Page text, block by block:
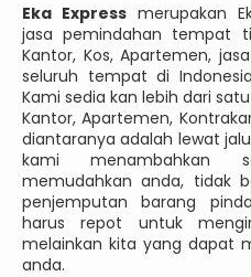
Eka Express merupakan
jasa pemindahan tempat
Kantor, Kos, Apartemen,
seluruh tempat di
Kami sedia kan lebih dari
Kantor, Apartemen,
diantaranya adalah lewat
kami menambahkan
memudahkan anda, tidak
penjemputan barang
harus repot untuk
melainkan kita yang dapat
anda.